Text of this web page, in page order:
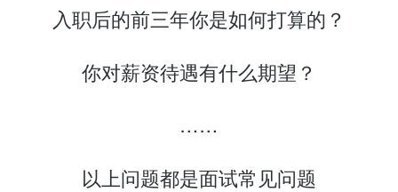
入职后的前三年你是如何打算的？
你对薪资待遇有什么期望？
……
以上问题都是面试常见问题